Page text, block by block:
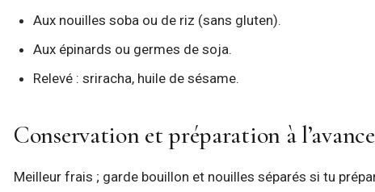
Aux nouilles soba ou de riz (sans gluten).
Aux épinards ou germes de soja.
Relevé : sriracha, huile de sésame.
Conservation et préparation à l’avance
Meilleur frais ; garde bouillon et nouilles séparés si tu